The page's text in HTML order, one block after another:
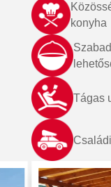
konyha
Tágas